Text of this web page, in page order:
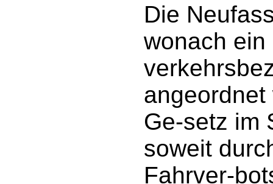
Die
wonach
Ge-setz im
soweit
Fahrver-